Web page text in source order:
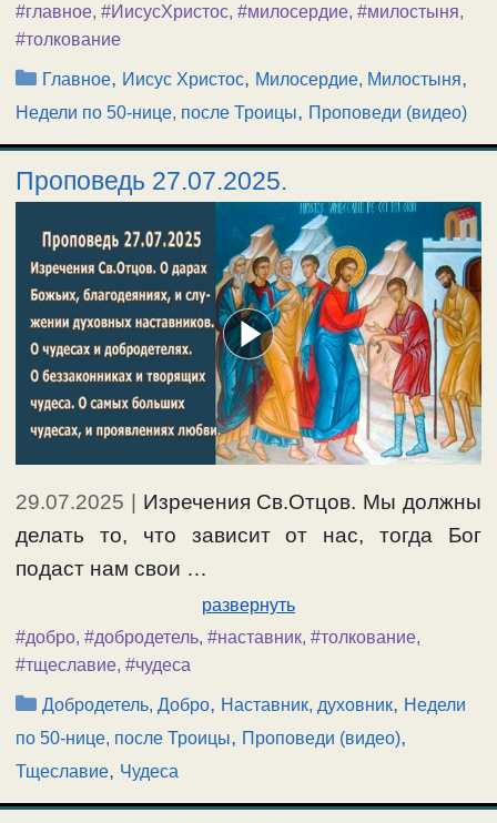
#главное, #ИисусХристос, #милосердие, #милостыня,
#толкование
Рубрики
Главное, Иисус Христос, Милосердие, Милостыня,
Недели по 50-нице, после Троицы, Проповеди (видео)
Проповедь 27.07.2025.
29.07.2025 | Изречения Св.Отцов. Мы должны
делать то, что зависит от нас, тогда Бог
подаст нам свои …
развернуть
#добро, #добродетель, #наставник, #толкование,
#тщеславие, #чудеса
Рубрики
Добродетель, Добро, Наставник, духовник, Недели
по 50-нице, после Троицы, Проповеди (видео),
Тщеславие, Чудеса